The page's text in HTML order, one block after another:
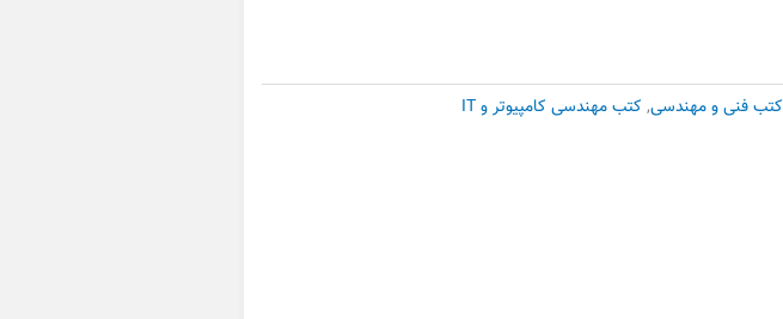
کتب فنی و مهندسی, کتب مهندسی کامپیوتر و IT